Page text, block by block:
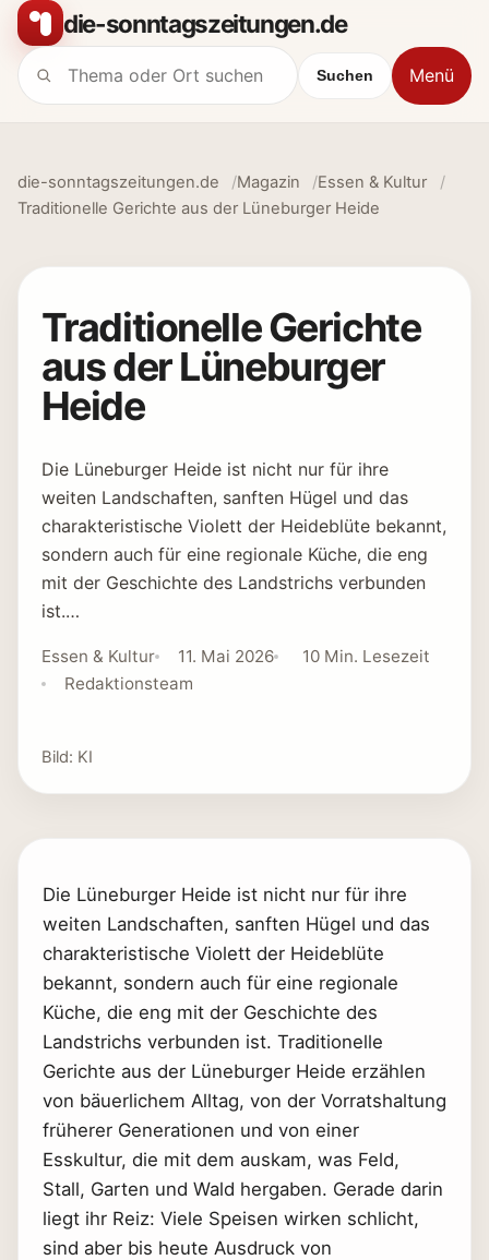
Zum Inhalt springen
die-sonntagszeitungen.de
Suche nach:
Suchen Menü
die-sonntagszeitungen.de Magazin
Essen & Kultur
Traditionelle Gerichte aus der Lüneburger Heide
Traditionelle Gerichte
aus der Lüneburger
Heide
Die Lüneburger Heide ist nicht nur für ihre
weiten Landschaften, sanften Hügel und das
charakteristische Violett der Heideblüte bekannt,
sondern auch für eine regionale Küche, die eng
mit der Geschichte des Landstrichs verbunden
ist.…
Essen & Kultur 11. Mai 2026
10 Min. Lesezeit
Redaktionsteam
Bild: KI
Die Lüneburger Heide ist nicht nur für ihre
weiten Landschaften, sanften Hügel und das
charakteristische Violett der Heideblüte
bekannt, sondern auch für eine regionale
Küche, die eng mit der Geschichte des
Landstrichs verbunden ist. Traditionelle
Gerichte aus der Lüneburger Heide erzählen
von bäuerlichem Alltag, von der Vorratshaltung
früherer Generationen und von einer
Esskultur, die mit dem auskam, was Feld,
Stall, Garten und Wald hergaben. Gerade darin
liegt ihr Reiz: Viele Speisen wirken schlicht,
sind aber bis heute Ausdruck von